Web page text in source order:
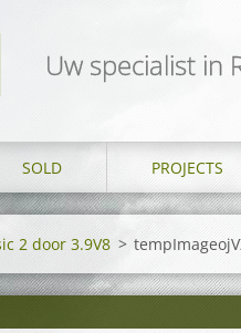
Uw specialist in
SOLD PROJECTS
2 door 3.9V8 >